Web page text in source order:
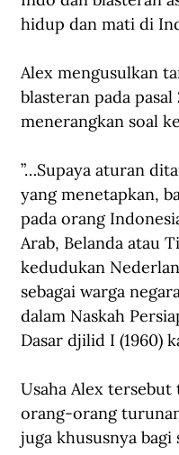
hidup dan mati di
Alex mengusulkan
blasteran pada
menerangkan soal
”…Supaya aturan
yang menetapkan,
pada orang
Arab, Belanda atau
kedudukan
sebagai warga
dalam Naskah
Dasar djilid I (1960)
Usaha Alex
orang-orang
juga khususnya bagi